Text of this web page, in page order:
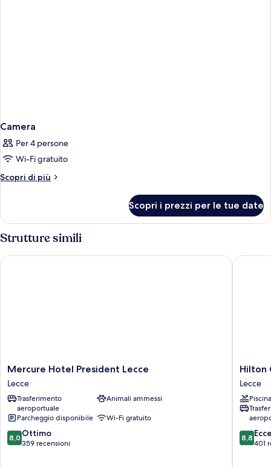
Camera
Per 4 persone
Wi-Fi gratuito
Scopri di più
Altri
Scopri i prezzi per le tue date
Strutture simili
Mercure
Hotel
President
Lecce
Lecce
Mercure Hotel President Lecce
Lecce
Trasferimento
aeroportuale
Animali ammessi
Parcheggio disponibile
Wi-Fi gratuito
8.0
su
8,0 Ottimo
359 recensioni
Mercure Hotel President Lecce
Hilton
Garden
Inn
Lecce
Lecce
Hilton
Lecce
Piscina
8.8
su
8,8
401
Hilton